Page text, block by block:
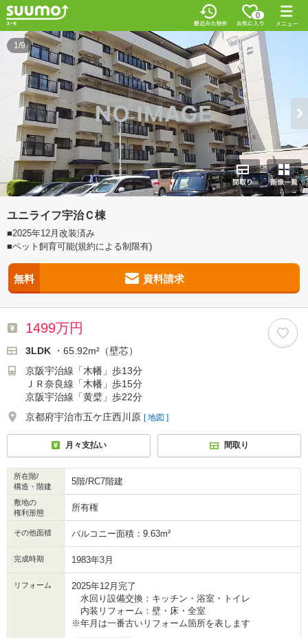
0
1/9
ユニライフ宇治Ｃ棟
■2025年12月改装済み
■ペット飼育可能(規約による制限有)
無料 資料請求
1499万円
3LDK
・65.92m²（壁芯）
京阪宇治線「木幡」歩13分
ＪＲ奈良線「木幡」歩15分
京阪宇治線「黄檗」歩22分
京都府宇治市五ケ庄西川原 [ 地図 ]
月々支払い 間取り
所在階/
構造・階建
5階/RC7階建
敷地の
権利形態
所有権
その他面積 バルコニー面積：9.63m²
完成時期 1983年3月
リフォーム
2025年12月完了
水回り設備交換：キッチン・浴室・トイレ
内装リフォーム：壁・床・全室
※年月は一番古いリフォーム箇所を表します